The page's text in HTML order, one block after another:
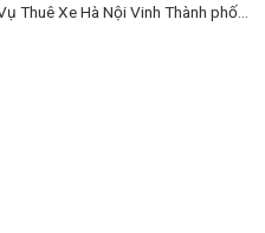
Thuê Xe Hà Nội Vinh Thành phố...